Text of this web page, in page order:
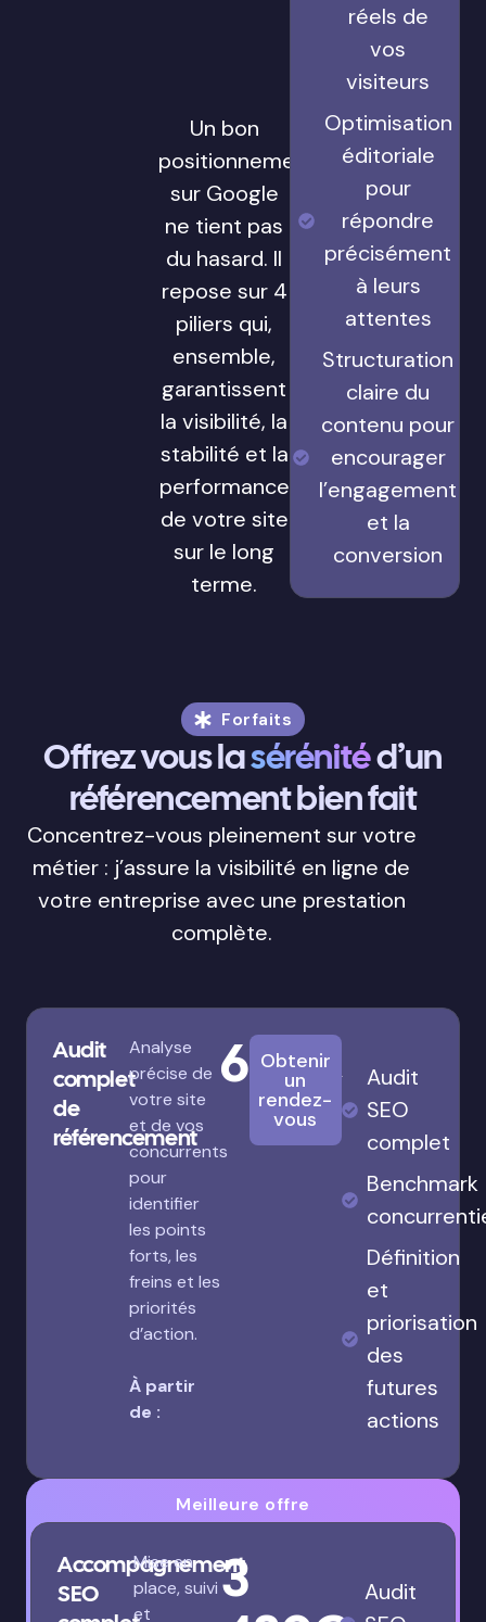
Un bon
positionnement
sur Google
ne tient pas
du hasard. Il
repose sur 4
piliers qui,
ensemble,
garantissent
la visibilité, la
stabilité et la
performance
de votre site
sur le long
terme.
réels de
vos
visiteurs
Optimisation
éditoriale
pour
répondre
précisément
à leurs
attentes
Structuration
claire du
contenu pour
encourager
l’engagement
et la
conversion
Forfaits
Offrez vous lasérénitéd’un
référencement bien fait
Concentrez-vous pleinement sur votre
métier : j’assure la visibilité en ligne de
votre entreprise avec une prestation
complète.
Audit
complet
de
référencement
Analyse
précise de
votre site
et de vos
concurrents
pour
identifier
les points
forts, les
freins et les
priorités
d’action.
À partir
de :
680€
Obtenir
un
rendez-
vous
Audit
SEO
complet
Benchmark
Définition
et
priorisation
des
futures
actions
Meilleure offre
Accompagnement
SEO
Mise en
place, suivi
et
3
Audit